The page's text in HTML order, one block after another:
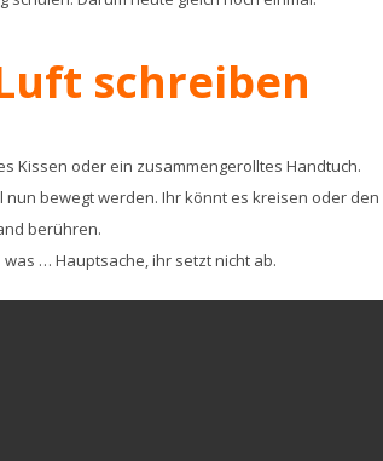
schreiben
Kissen oder ein zusammengerolltes Handtuch.
bewegt werden. Ihr könnt es kreisen oder den
berühren.
… Hauptsache, ihr setzt nicht ab.